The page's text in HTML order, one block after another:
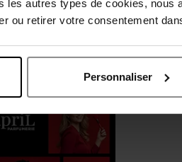
les autres types de cookies, nous
ou retirer votre consentement
Personnaliser